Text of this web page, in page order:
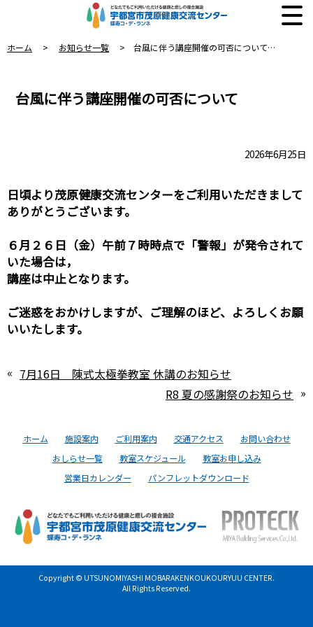
ホーム > お知らせ一覧 > 台風に伴う講座開催の可否について…
台風に伴う講座開催の可否について
2026年6月25日
日頃より茂原健康交流センターをご利用いただきまして
ありがとうございます。
６月２６日（金）午前７時時点で「警報」が発令されて
いた場合は，
講座は中止となります。
ご迷惑をおかけしますが、ご理解のほど、よろしくお願
いいたします。
« 7月16日 陳式太極拳教室 休講のお知らせ
R8 夏の感謝祭のお知らせ »
ホーム 施設案内 ご利用案内 交通アクセス
お問い合わせ
おしらせ一覧
教室スケジュール
教室お申し込み
営業日カレンダー
パンフレットダウンロード
Copyright © UTSUNOMIYASHI MOBARAKENKOUKOURYUU CENTER.
All Rights Reserved.